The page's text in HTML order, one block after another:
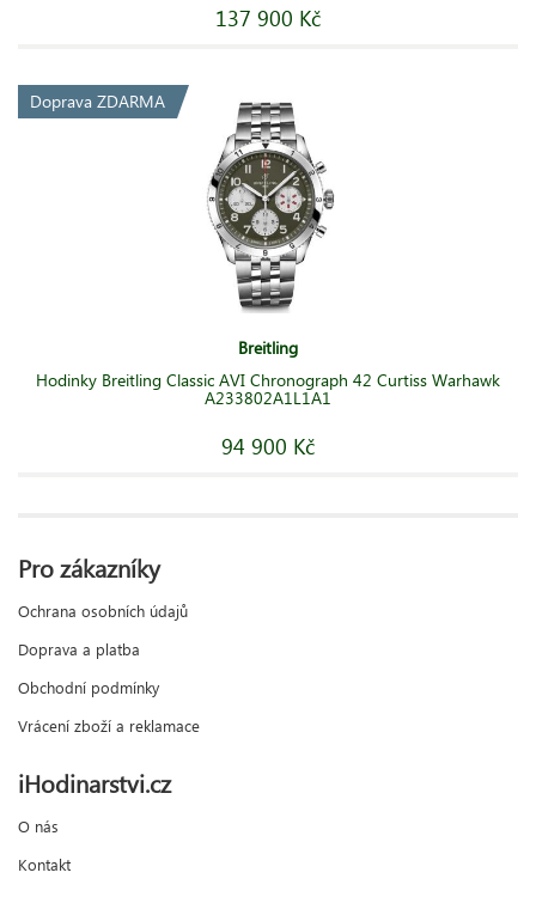
137 900 Kč
Doprava ZDARMA
Breitling
Hodinky Breitling Classic AVI Chronograph 42 Curtiss Warhawk
A233802A1L1A1
94 900 Kč
Pro zákazníky
Ochrana osobních údajů
Doprava a platba
Obchodní podmínky
Vrácení zboží a reklamace
iHodinarstvi.cz
O nás
Kontakt